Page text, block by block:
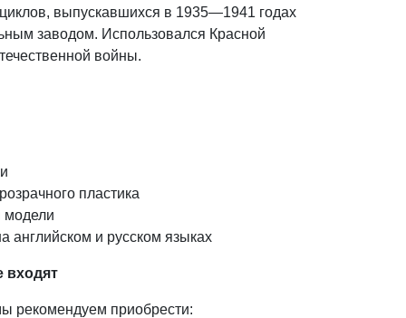
выпускавшихся в 1935—1941 годах
заводом. Использовался Красной
войны.
пластика
модели
английском и русском языках
входят
рекомендуем приобрести: